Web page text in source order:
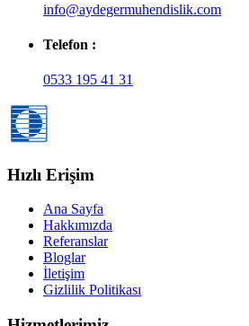
info@aydegermuhendislik.com
Telefon :
0533 195 41 31
Hızlı Erişim
Ana Sayfa
Hakkımızda
Referanslar
Bloglar
İletişim
Gizlilik Politikası